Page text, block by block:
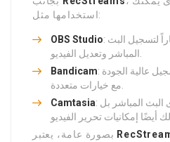
استخدامها مثل:
OBS Studio: أداة مفتوحة المصدر يوفر خياراً لتسجيل البث
Bandicam: أداة مدفوع توفّر تجربة تسجيل عالية الجودة
Camtasia: لا يقدم فقط تسجيل محتوى البث المباشر بل